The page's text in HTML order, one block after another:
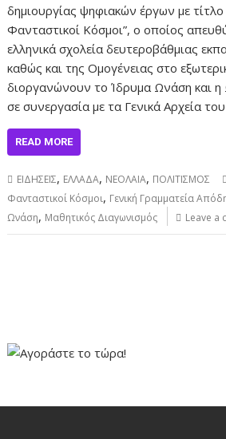
δημιουργίας ψηφιακών έργων με
Φανταστικοί Κόσμοι”, ο οποίος
ελληνικά σχολεία δευτεροβάθμιας
καθώς και της Ομογένειας στο
διοργανώνουν το Ίδρυμα Ωνάση και η
σε συνεργασία με τα Γενικά Αρχεία
READ MORE
ΕΙΔΗΣΕΙΣ, ΕΛΛΑΔΑ, ΝΕΟΛΑΙΑ, ΠΟΛΙΤΙΣΜΟΣ
Φανταστικοί Κόσμοι, Γενική Γραμματεία
Ωνάση, Μαθητικός Διαγωνισμός Leave a